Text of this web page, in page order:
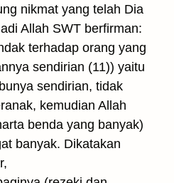
nikmat yang telah Dia
Allah SWT berfirman:
terhadap orang yang
sendirian (11)) yaitu
sendirian, tidak
kemudian Allah
benda yang banyak)
banyak. Dikatakan